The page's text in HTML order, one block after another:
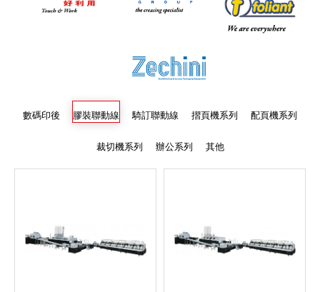
公司動態
代理商信息
聯繫我們
數碼印後 膠裝聯動線 騎訂聯動線 摺頁機系列 配頁機系列
裁切機系列 辦公系列 其他